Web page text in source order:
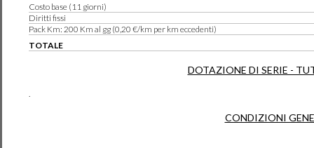
Costo base (11 giorni)
Diritti fissi
Pack Km: 200 Km al gg (0,20 €/km per km eccedenti)
TOTALE
DOTAZIONE DI SERIE -
.
CONDIZIONI